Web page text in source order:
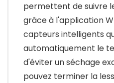
permettent de suivre
grâce à l'application
capteurs intelligents
automatiquement le
d'éviter un séchage
pouvez terminer la